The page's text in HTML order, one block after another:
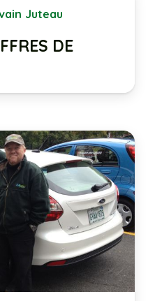
Juteau
DE